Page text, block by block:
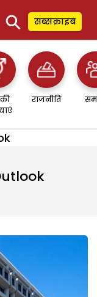
⚲ सब्सक्राइब
राजनीति